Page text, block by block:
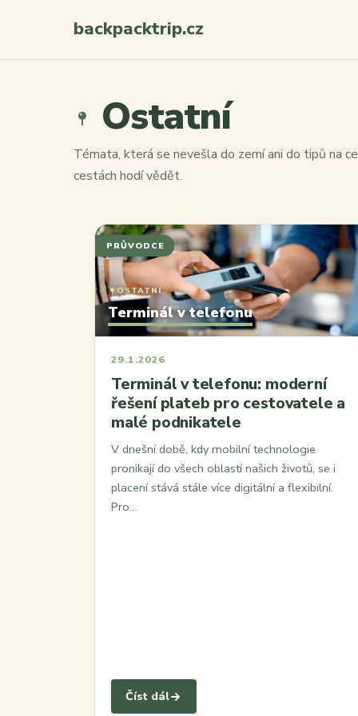
backpacktrip.cz
Ostatní
Témata, která se nevešla do zemí ani do tipů na
cestách hodí vědět.
PRŮVODCE
OSTATNÍ
Terminál v telefonu
29.1.2026
Terminál v telefonu: moderní
řešení plateb pro cestovatele a
malé podnikatele
V dnešní době, kdy mobilní technologie
pronikají do všech oblastí našich životů, se i
placení stává stále více digitální a flexibilní.
Pro…
Číst dál